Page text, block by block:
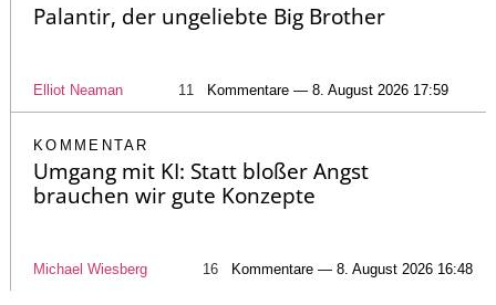
Palantir, der ungeliebte Big Brother
Elliot Neaman 11 Kommentare — 8. August 2026 17:59
KOMMENTAR
Umgang mit KI: Statt bloßer Angst
brauchen wir gute Konzepte
Michael Wiesberg 16 Kommentare — 8. August 2026 16:48